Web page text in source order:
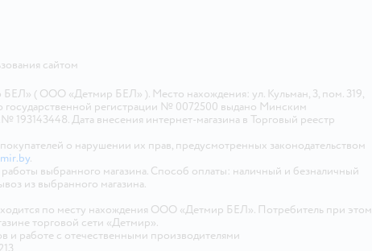
сайтом
( ООО «Детмир БЕЛ» ). Место нахождения: ул. Кульман, 3, пом. 319,
государственной регистрации № 0072500 выдано Минским
193143448. Дата внесения интернет-магазина в Торговый реестр
о нарушении их прав, предусмотренных законодательством
.
выбранного магазина. Способ оплаты: наличный и безналичный
из выбранного магазина.
по месту нахождения ООО «Детмир БЕЛ». Потребитель при этом
торговой сети «Детмир».
и работе с отечественными производителями